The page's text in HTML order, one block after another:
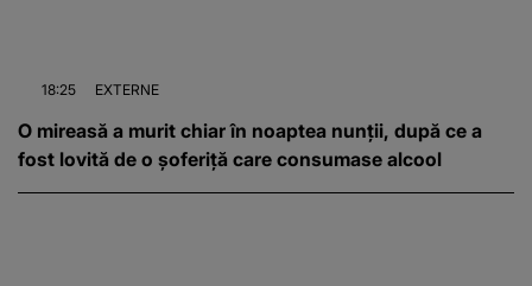
18:25 EXTERNE
O mireasă a murit chiar în noaptea nunții, după ce a
fost lovită de o șoferiță care consumase alcool